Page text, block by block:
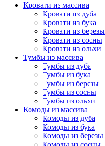
Кровати из массива
Кровати из дуба
Кровати из бука
Кровати из березы
Кровати из сосны
Кровати из ольхи
Тумбы из массива
Тумбы из дуба
Тумбы из бука
Тумбы из березы
Тумбы из сосны
Тумбы из ольхи
Комоды из массива
Комоды из дуба
Комоды из бука
Комоды из березы
Комоды из сосны